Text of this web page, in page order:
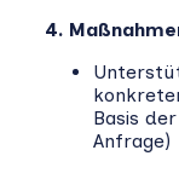
4.
Basis
Anfrage)